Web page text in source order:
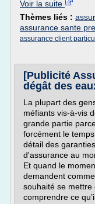
Voir la suite
Thèmes liés :
assurance sante
assurance client
[Publicité
dégât des
La plupart des
méfiants vis-à-vis
grande partie
forcément le
détail des
d'assurance au
Et quand le
demandent
souhaité se mettre
comprendre ce